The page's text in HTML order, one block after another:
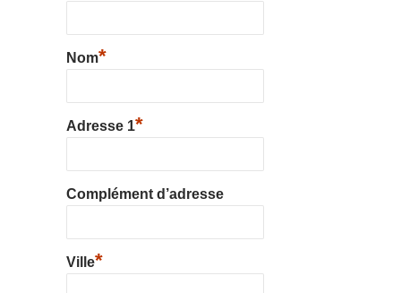
Nom*
Adresse 1*
Complément d’adresse
Ville*